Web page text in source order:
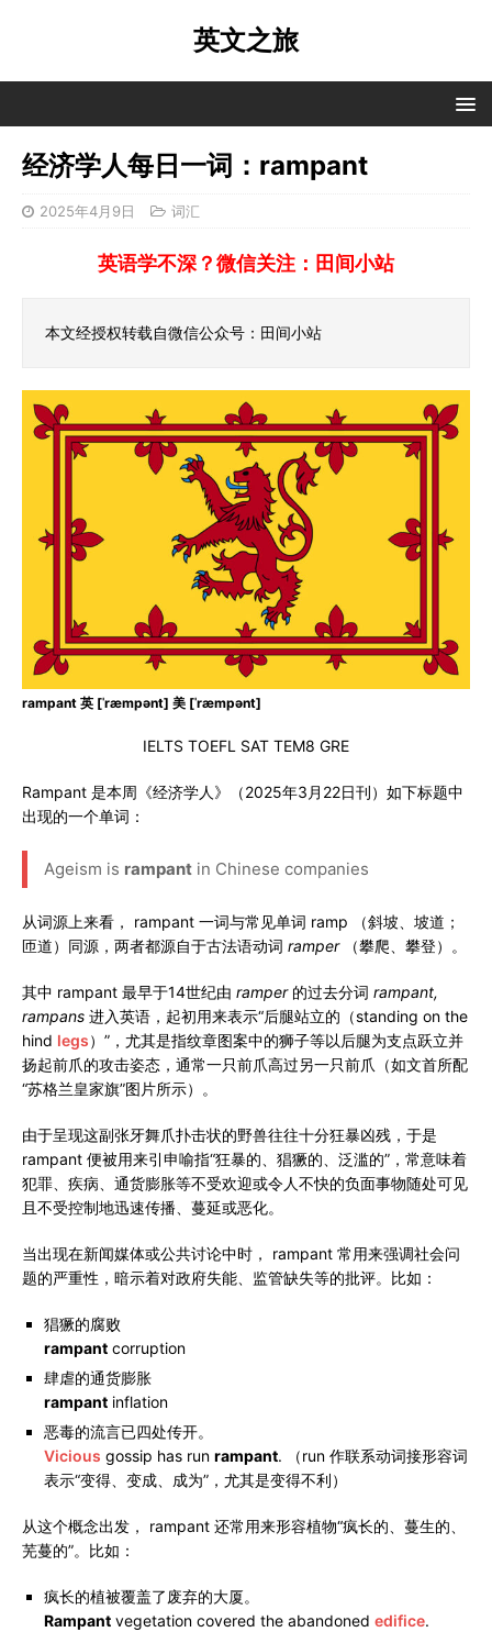
英文之旅
经济学人每日一词：rampant
2025年4月9日 词汇
英语学不深？微信关注：田间小站
本文经授权转载自微信公众号：田间小站
rampant 英 [ˈræmpənt] 美 [ˈræmpənt]
IELTS TOEFL SAT TEM8 GRE
Rampant 是本周《经济学人》（2025年3月22日刊） 如下标题中
出现的一个单词：
Ageism is rampant in Chinese companies
从词源上来看， rampant 一词与常见单词 ramp （斜坡、坡道；
匝道）同源，两者都源自于古法语动词 ramper（攀爬、攀登）。
其中 rampant 最早于14世纪由 ramper 的过去分词 rampant,
rampans 进入英语，起初用来表示“后腿站立的（standing on the
hind legs）”，尤其是指纹章图案中的狮子等以后腿为支点跃立并
扬起前爪的攻击姿态，通常一只前爪高过另一只前爪（如文首所配
“苏格兰皇家旗”图片所示）。
由于呈现这副张牙舞爪扑击状的野兽往往十分狂暴凶残，于是
rampant 便被用来引申喻指“狂暴的、猖獗的、泛滥的”，常意味着
犯罪、疾病、通货膨胀等不受欢迎或令人不快的负面事物随处可见
且不受控制地迅速传播、蔓延或恶化。
当出现在新闻媒体或公共讨论中时， rampant 常用来强调社会问
题的严重性，暗示着对政府失能、监管缺失等的批评。比如：
猖獗的腐败
rampant corruption
肆虐的通货膨胀
rampant inflation
恶毒的流言已四处传开。
Vicious gossip has run rampant. （run 作联系动词接形容词
表示“变得、变成、成为”，尤其是变得不利）
从这个概念出发， rampant 还常用来形容植物“疯长的、蔓生的、
芜蔓的”。比如：
疯长的植被覆盖了废弃的大厦。
Rampant vegetation covered the abandoned edifice.